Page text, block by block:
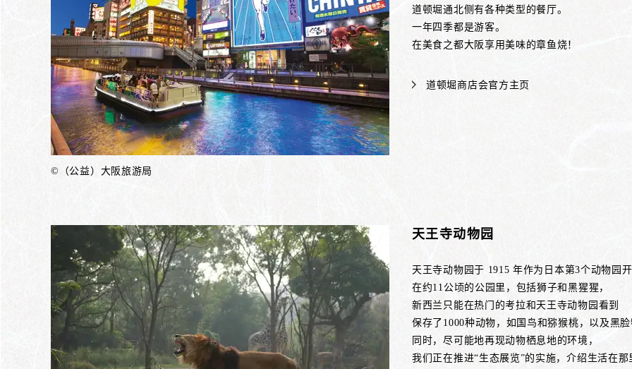
©（公益）大阪旅游局
道顿堀通北侧有各种类型的餐厅。
一年四季都是游客。
在美食之都大阪享用美味的章鱼烧！
道顿堀商店会官方主页
天王寺动物园
天王寺动物园于 1915 年作为日本第3个动物园
在约11公顷的公园里，包括狮子和黑猩猩，
新西兰只能在热门的考拉和天王寺动物园看到
保存了1000种动物，如国鸟和猕猴桃，以及黑
同时，尽可能地再现动物栖息地的环境，
我们正在推进“生态展览”的实施，介绍生活在